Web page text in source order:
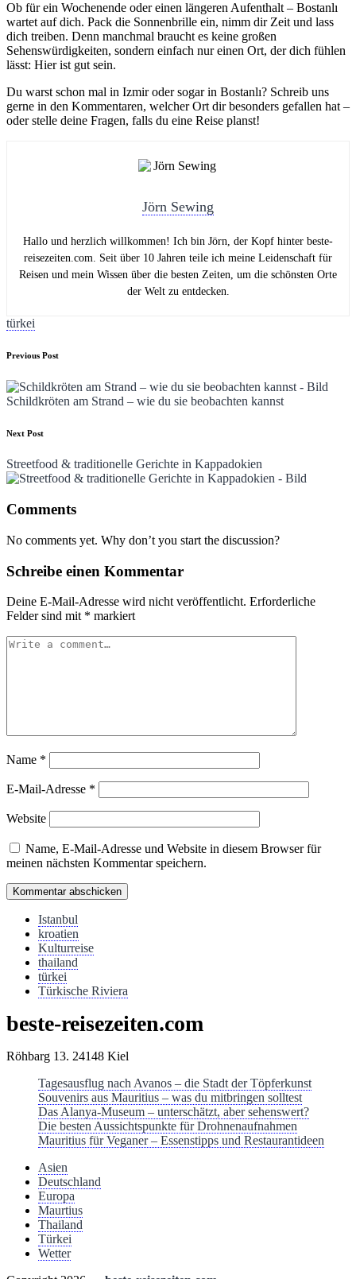
Ob für ein Wochenende oder einen längeren Aufenthalt – Bostanlı
wartet auf dich. Pack die Sonnenbrille ein, nimm dir Zeit und lass
dich treiben. Denn manchmal braucht es keine großen
Sehenswürdigkeiten, sondern einfach nur einen Ort, der dich fühlen
lässt: Hier ist gut sein.
Du warst schon mal in Izmir oder sogar in Bostanlı? Schreib uns
gerne in den Kommentaren, welcher Ort dir besonders gefallen hat –
oder stelle deine Fragen, falls du eine Reise planst!
Jörn Sewing
Hallo und herzlich willkommen! Ich bin Jörn, der Kopf hinter beste-
reisezeiten.com. Seit über 10 Jahren teile ich meine Leidenschaft für
Reisen und mein Wissen über die besten Zeiten, um die schönsten Orte
der Welt zu entdecken.
Tags:
türkei
Post
navigation
Previous Post
Schildkröten am Strand – wie du sie beobachten kannst
Next Post
Streetfood & traditionelle Gerichte in Kappadokien
Comments
No comments yet. Why don’t you start the discussion?
Schreibe einen Kommentar
Deine E-Mail-Adresse wird nicht veröffentlicht. Erforderliche
Felder sind mit * markiert
Name *
E-Mail-Adresse *
Website
Name, E-Mail-Adresse und Website in diesem Browser für
meinen nächsten Kommentar speichern.
Istanbul
kroatien
Kulturreise
thailand
türkei
Türkische Riviera
beste-reisezeiten.com
Röhbarg 13. 24148 Kiel
Tagesausflug nach Avanos – die Stadt der Töpferkunst
Souvenirs aus Mauritius – was du mitbringen solltest
Das Alanya-Museum – unterschätzt, aber sehenswert?
Die besten Aussichtspunkte für Drohnenaufnahmen
Mauritius für Veganer – Essenstipps und Restaurantideen
Asien
Deutschland
Europa
Maurtius
Thailand
Türkei
Wetter